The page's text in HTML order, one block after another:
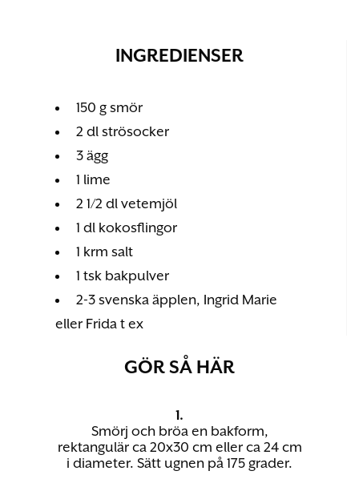
INGREDIENSER
150 g smör
2 dl strösocker
3 ägg
1 lime
2 1/2 dl vetemjöl
1 dl kokosflingor
1 krm salt
1 tsk bakpulver
2-3 svenska äpplen, Ingrid Marie
eller Frida t ex
GÖR SÅ HÄR
1.
Smörj och bröa en bakform,
rektangulär ca 20x30 cm eller ca 24 cm
i diameter. Sätt ugnen på 175 grader.